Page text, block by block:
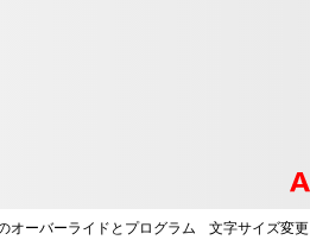
文字サイズ変更
オーバーライドとプログラム